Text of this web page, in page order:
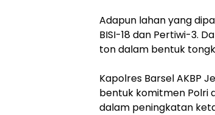
‎Adapun lahan yang
BISI-18 dan Pertiwi-3.
ton dalam bentuk
‎Kapolres Barsel AKBP
bentuk komitmen Polri
dalam peningkatan